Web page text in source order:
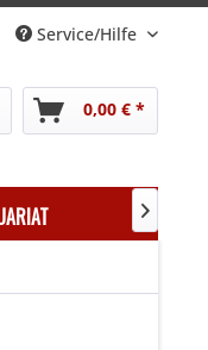
Service/Hilfe
0,00 € *
